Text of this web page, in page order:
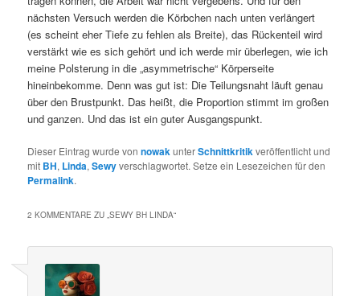
nächsten Versuch werden die Körbchen nach unten verlängert
(es scheint eher Tiefe zu fehlen als Breite), das Rückenteil wird
verstärkt wie es sich gehört und ich werde mir überlegen, wie ich
meine Polsterung in die „asymmetrische“ Körperseite
hineinbekomme. Denn was gut ist: Die Teilungsnaht läuft genau
über den Brustpunkt. Das heißt, die Proportion stimmt im großen
und ganzen. Und das ist ein guter Ausgangspunkt.
Dieser Eintrag wurde vonnowakunterSchnittkritikveröffentlicht und
mit BH, Linda,Sewyverschlagwortet. Setze ein Lesezeichen für den
Permalink.
2 KOMMENTARE ZU „SEWY BH LINDA“